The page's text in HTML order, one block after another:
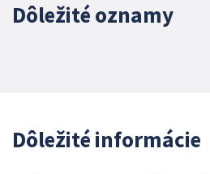
Dôležité oznamy
Dôležité informácie